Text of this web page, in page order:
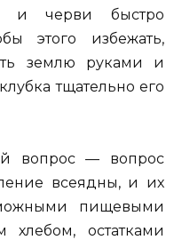
и черви быстро
этого избежать,
землю руками и
тщательно его
вопрос — вопрос
всеядны, и их
пищевыми
хлебом, остатками